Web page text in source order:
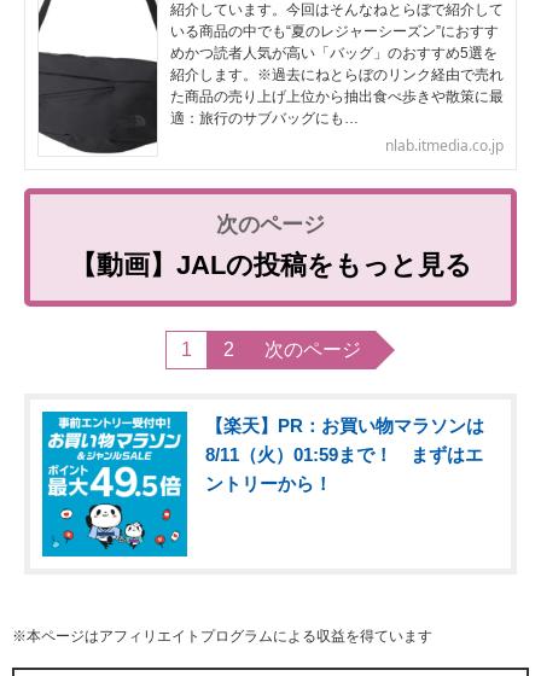
紹介しています。今回はそんなねとらぼで紹介して
いる商品の中でも“夏のレジャーシーズン”におすす
めかつ読者人気が高い「バッグ」のおすすめ5選を
紹介します。※過去にねとらぼのリンク経由で売れ
た商品の売り上げ上位から抽出食べ歩きや散策に最
適：旅行のサブバッグにも…
nlab.itmedia.co.jp
【動画】JALの投稿をもっと見る
1 2 次のページ
【楽天】PR：お買い物マラソンは
8/11（火）01:59まで！ まずはエ
ントリーから！
※本ページはアフィリエイトプログラムによる収益を得ています